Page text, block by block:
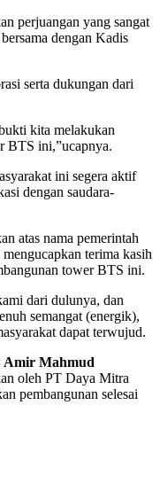
perjuangan yang sangat
dengan Kadis
serta dukungan dari
kita melakukan
BTS ini,”ucapnya.
ini segera aktif
dengan saudara-
atas nama pemerintah
terima kasih
tower BTS ini.
dari dulunya, dan
semangat (energik),
dapat terwujud.
Amir Mahmud
oleh PT Daya Mitra
pembangunan selesai